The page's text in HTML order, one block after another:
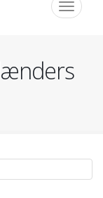
Toggle